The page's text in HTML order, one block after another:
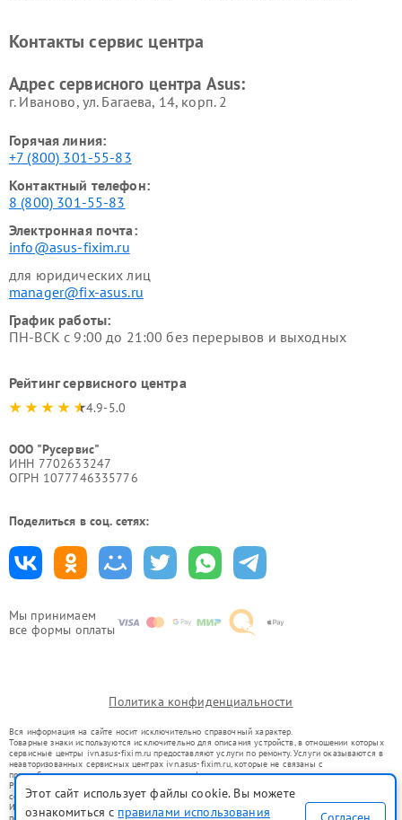
Мы принимаем
все формы оплаты
Контакты сервис центра
Адрес сервисного центра Asus:
г. Иваново, ул. Багаева, 14, корп. 2
Горячая линия:
+7 (800) 301-55-83
Контактный телефон:
8 (800) 301-55-83
Электронная почта:
info@asus-fixim.ru
для юридических лиц
manager@fix-asus.ru
График работы:
ПН-ВСК с 9:00 до 21:00 без перерывов и выходных
Рейтинг сервисного центра
4.9-5.0
ООО "Русервис"
ИНН 7702633247
ОГРН 1077746335776
Поделиться в соц. сетях:
Политика конфиденциальности
Вся информация на сайте носит исключительно справочный характер.
Товарные знаки используются исключительно для описания устройств, в отношении которых
сервисные центры ivn.asus-fixim.ru предоставляют услуги по ремонту. Услуги оказываются в
неавторизованных сервисных центрах ivn.asus-fixim.ru, которые не связаны с
правообладателями товарных знаков или их официальными представителями.
Ремонт осуществляется для устройств, уже введенных в гражданский оборот в соответствии
со статьей 1487 ГК РФ.
Использование товарных знаков не преследует цели индивидуализации услуг или введения
Этот сайт использует файлы cookie. Вы можете
ознакомиться с правилами использования